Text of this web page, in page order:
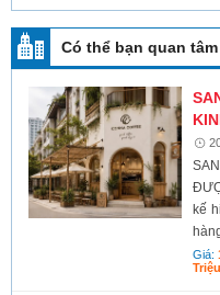
Có thể bạn quan tâm
kế
Giá: